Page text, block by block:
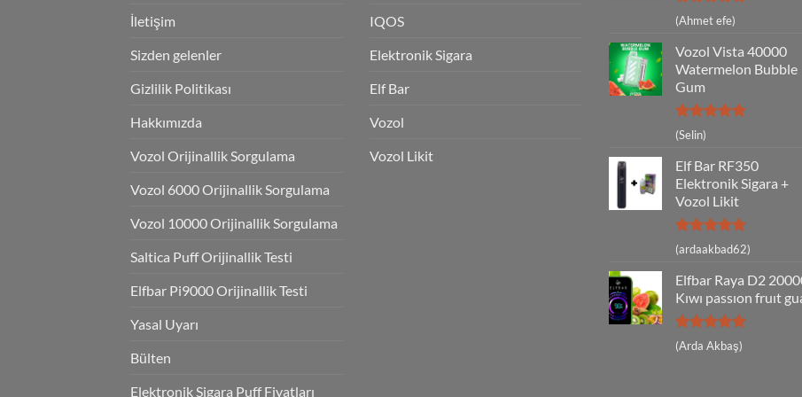
İletişim
Sizden gelenler
Gizlilik Politikası
Hakkımızda
Vozol Orijinallik Sorgulama
Vozol 6000 Orijinallik Sorgulama
Vozol 10000 Orijinallik Sorgulama
Saltica Puff Orijinallik Testi
Elfbar Pi9000 Orijinallik Testi
Yasal Uyarı
Bülten
Elektronik Sigara Puff Fiyatları
IQOS
Elektronik Sigara
Elf Bar
Vozol
Vozol Likit
5 üzerinden
5
(Ahmet efe)
Vozol Vista 40000
Watermelon Bubble
Gum
5 üzerinden
5
oy aldı
(Selin)
Elf Bar RF350
Elektronik Sigara +
Vozol Likit
5 üzerinden
5
(ardaakbad62)
Elfbar Raya D2
Kıwı passıon fruıt
5 üzerinden
5
(Arda Akbaş)